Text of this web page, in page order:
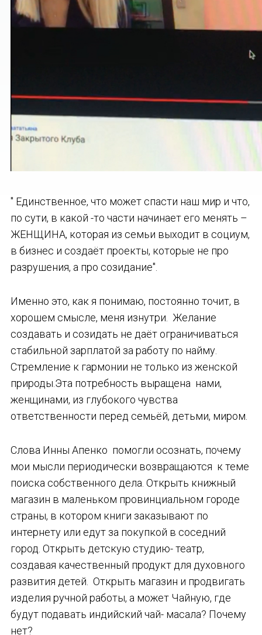
" Единственное, что может спасти наш мир и что,
по сути, в какой -то части начинает его менять –
ЖЕНЩИНА, которая из семьи выходит в социум,
в бизнес и создаёт проекты, которые не про
разрушения, а про созидание".
Именно это, как я понимаю, постоянно точит, в
хорошем смысле, меня изнутри. Желание
создавать и созидать не даёт ограничиваться
стабильной зарплатой за работу по найму.
Стремление к гармонии не только из женской
природы.Эта потребность выращена нами,
женщинами, из глубокого чувства
ответственности перед семьёй, детьми, миром.
Слова Инны Апенко помогли осознать, почему
мои мысли периодически возвращаются к теме
поиска собственного дела. Открыть книжный
магазин в маленьком провинциальном городе
страны, в котором книги заказывают по
интернету или едут за покупкой в соседний
город. Открыть детскую студию- театр,
создавая качественный продукт для духовного
развития детей. Открыть магазин и продвигать
изделия ручной работы, а может Чайную, где
будут подавать индийский чай- масала? Почему
нет?